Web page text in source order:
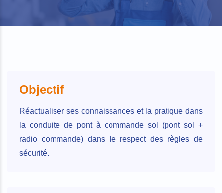
Objectif
Réactualiser ses connaissances et la pratique dans
la conduite de pont à commande sol (pont sol +
radio commande) dans le respect des règles de
sécurité.